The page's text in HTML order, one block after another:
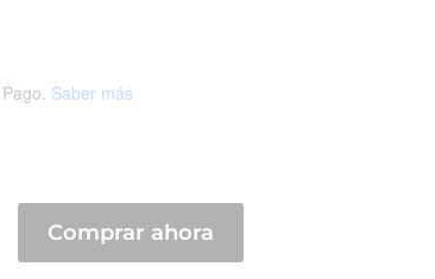
Saber más
Comprar ahora